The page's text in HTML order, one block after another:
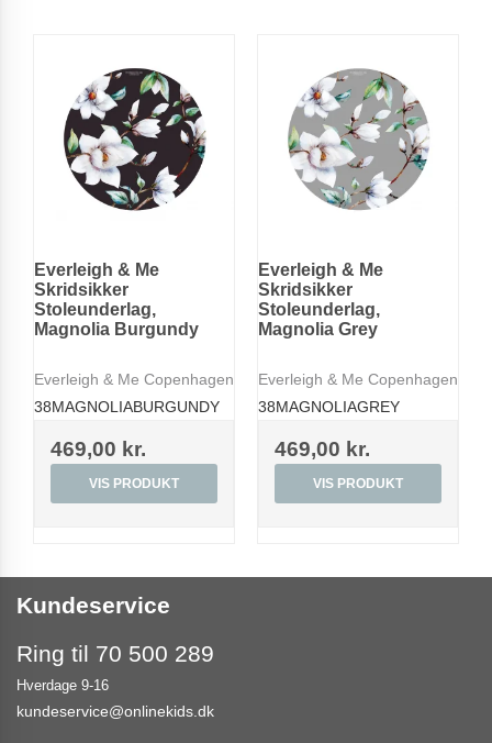
Everleigh & Me
Skridsikker
Stoleunderlag,
Magnolia Burgundy
Everleigh & Me Copenhagen
38MAGNOLIABURGUNDY
469,00 kr.
VIS PRODUKT
Everleigh & Me
Skridsikker
Stoleunderlag,
Magnolia Grey
Everleigh & Me Copenhagen
38MAGNOLIAGREY
469,00 kr.
VIS PRODUKT
Kundeservice
Ring til 70 500 289
Hverdage 9-16
kundeservice@onlinekids.dk